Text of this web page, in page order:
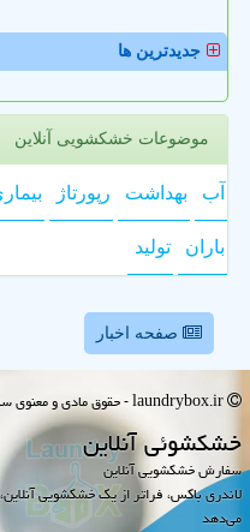
جدیدترین ها
موضوعات خشکشویی آنلاین
آب بهداشت رپورتاژ
باران تولید
صفحه اخبار
خشكشوئی آنلاین
سفارش خشکشویی آنلاین
لاندری باکس، فراتر از یک خشکشویی
می‌دهد